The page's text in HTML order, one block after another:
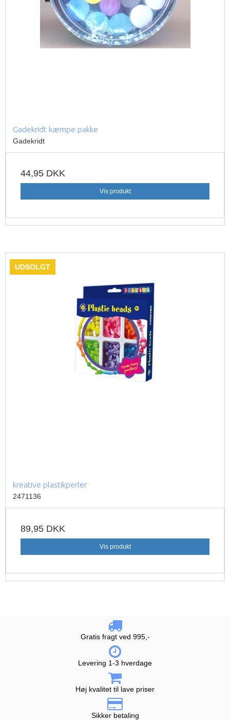
Gadekridt kæmpe pakke
Gadekridt
44,95 DKK
Vis produkt
UDSOLGT
kreative plastikperler
2471136
89,95 DKK
Vis produkt
Gratis fragt ved 995,-
Levering 1-3 hverdage
Høj kvalitet til lave priser
Sikker betaling